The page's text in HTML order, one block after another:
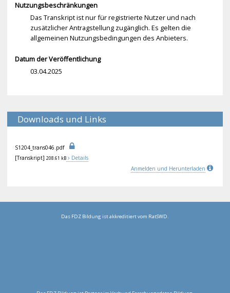
Nutzungsbeschränkungen
Das Transkript ist nur für registrierte Nutzer und nach
zusätzlicher Antragstellung zugänglich. Es gelten die
allgemeinen Nutzungsbedingungen des Anbieters.
Datum der Veröffentlichung
03.04.2025
Downloads und Links
S1204_ trans046. pdf
[Transkript] 208.61 kB
Details
Anmelden und Herunterladen
Das FDZ Bildung ist akkreditiert vom RatSWD.